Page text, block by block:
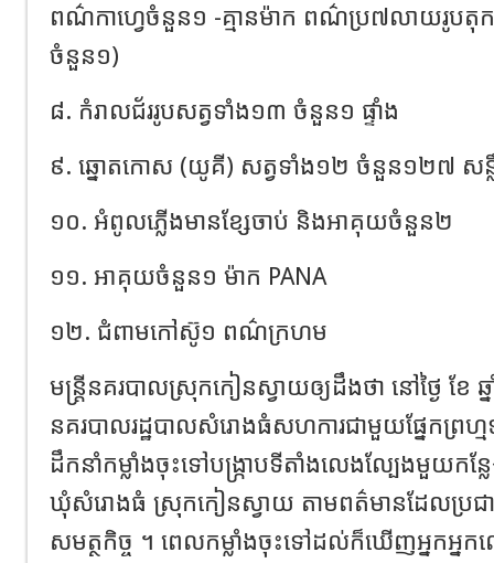
ពណ៌កាហ្វេចំនួន១ -គ្មានម៉ាក ពណ៌ប្រ៧លាយរូបតុក
ចំនួន១)
៨. កំរាលជ័ររូបសត្វទាំង១៣ ចំនួន១ ផ្ទាំង
៩. ឆ្នោតកោស (យូគី) សត្វទាំង១២ ចំនួន១២៧ សន្
១០. អំពូលភ្លើងមានខ្សែចាប់ និងអាគុយចំនួន២
១១. អាគុយចំនួន១ ម៉ាក PANA
១២. ជំពាមកៅស៊ូ១ ពណ៌ក្រហម
មន្ត្រីនគរបាលស្រុកកៀនស្វាយឲ្យដឹងថា នៅថ្ងៃ ខែ ឆ្
នគរបាលរដ្ឋបាលសំរោងធំសហការជាមួយផ្នែកព្រ
ដឹកនាំកម្លាំងចុះទៅបង្ក្រាបទីតាំងលេងល្បែងមួយកន្ល
ឃុំសំរោងធំ ស្រុកកៀនស្វាយ តាមពត៌មានដែលប្រជ
សមត្ថកិច្ច ។ ពេលកម្លាំងចុះទៅដល់ក៏ឃើញអ្នកអ្នក